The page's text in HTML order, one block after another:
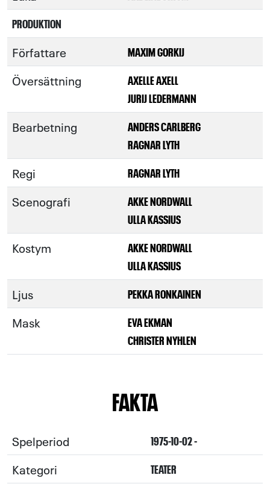
PRODUKTION
Författare MAXIM GORKIJ
Översättning
AXELLE AXELL
JURIJ LEDERMANN
Bearbetning
ANDERS CARLBERG
RAGNAR LYTH
Regi RAGNAR LYTH
Scenografi
AKKE NORDWALL
ULLA KASSIUS
Kostym
AKKE NORDWALL
ULLA KASSIUS
Ljus PEKKA RONKAINEN
Mask
EVA EKMAN
CHRISTER NYHLEN
FAKTA
Spelperiod 1975-10-02 -
Kategori TEATER